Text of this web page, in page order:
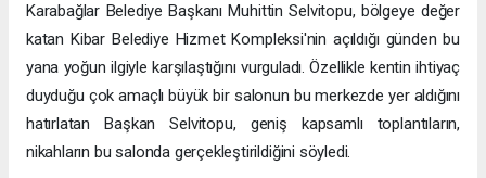
Karabağlar Belediye Başkanı Muhittin Selvitopu, bölgeye değer
katan Kibar Belediye Hizmet Kompleksi'nin açıldığı günden bu
yana yoğun ilgiyle karşılaştığını vurguladı. Özellikle kentin ihtiyaç
duyduğu çok amaçlı büyük bir salonun bu merkezde yer aldığını
hatırlatan Başkan Selvitopu, geniş kapsamlı toplantıların,
nikahların bu salonda gerçekleştirildiğini söyledi.